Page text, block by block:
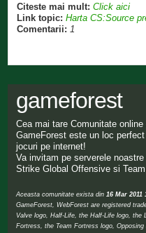
Citeste mai mult: Click aici
Link topic: Harta CS:Source
Comentarii: 1
gameforest
Cea mai tare Comunitate
GameForest este un loc
jocuri pe internet!
Va invitam pe serverele
Strike Global Offensive si
Aceasta comunitate exista din16 Mar 2011
GameForest, WebForest are registered
Valve logo, Half-Life, the Half-Life logo, the
Fortress, the Team Fortress logo,